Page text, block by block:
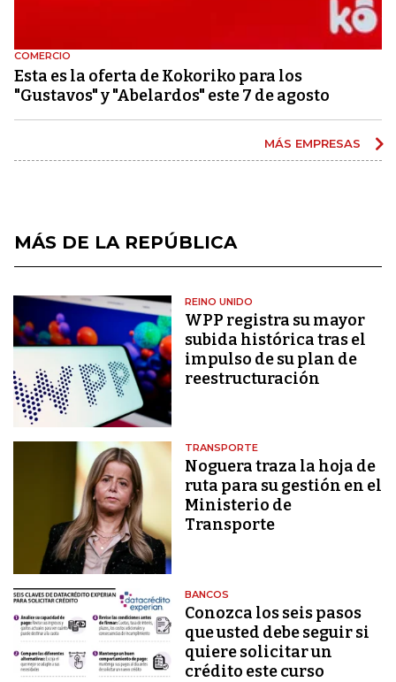
COMERCIO
Esta es la oferta de Kokoriko para los
"Gustavos" y "Abelardos" este 7 de agosto
MÁS EMPRESAS
MÁS DE LA REPÚBLICA
REINO UNIDO
WPP registra su mayor
subida histórica tras el
impulso de su plan de
reestructuración
TRANSPORTE
Noguera traza la hoja de
ruta para su gestión en el
Ministerio de
Transporte
BANCOS
Conozca los seis pasos
que usted debe seguir si
quiere solicitar un
crédito este curso